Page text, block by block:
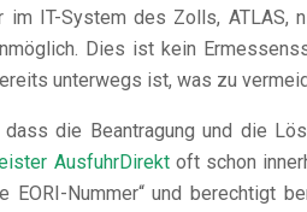
im IT-System des Zolls,
Dies ist kein
unterwegs ist, was zu
die Beantragung und die
AusfuhrDirektoft schon
EORI-Nummer“ und berechtigt